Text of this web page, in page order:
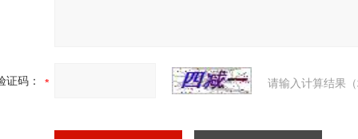
证码： 请输入计算结果